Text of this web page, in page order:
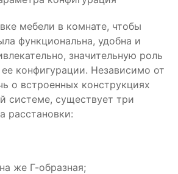
мебели в комнате, чтобы
функциональна, удобна и
значительную роль
конфигурации. Независимо от
о встроенных конструкциях
системе, существует три
расстановки:
же Г-образная;